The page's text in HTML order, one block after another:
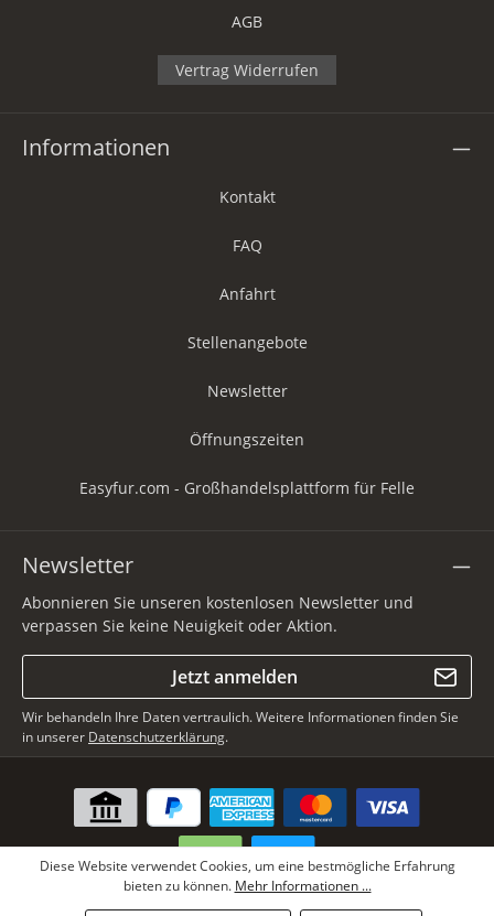
AGB
Vertrag Widerrufen
Informationen
Kontakt
FAQ
Anfahrt
Stellenangebote
Newsletter
Öffnungszeiten
Easyfur.com - Großhandelsplattform für Felle
Newsletter
Abonnieren Sie unseren kostenlosen Newsletter und
verpassen Sie keine Neuigkeit oder Aktion.
Jetzt anmelden
Wir behandeln Ihre Daten vertraulich. Weitere Informationen finden Sie
in unserer Datenschutzerklärung.
Diese Website verwendet Cookies, um eine bestmögliche Erfahrung
bieten zu können. Mehr Informationen ...